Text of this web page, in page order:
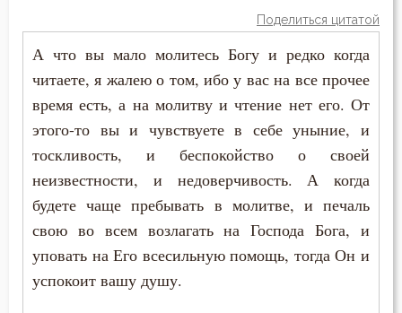
Бдение
Беда
Бедность
Безмолвие
Беснование
Василий Великий
Димитрий Ростовский
Ефрем Сирин
Иоанн Златоуст
Поделиться цитатой
А что вы мало молитесь Богу и редко когда
читаете, я жалею о том, ибо у вас на все прочее
время есть, а на молитву и чтение нет его. От
этого-то вы и чувствуете в себе уныние, и
тоскливость, и беспокойство о своей
неизвестности, и недоверчивость. А когда
будете чаще пребывать в молитве, и печаль
свою во всем возлагать на Господа Бога, и
уповать на Его всесильную помощь, тогда Он и
успокоит вашу душу.